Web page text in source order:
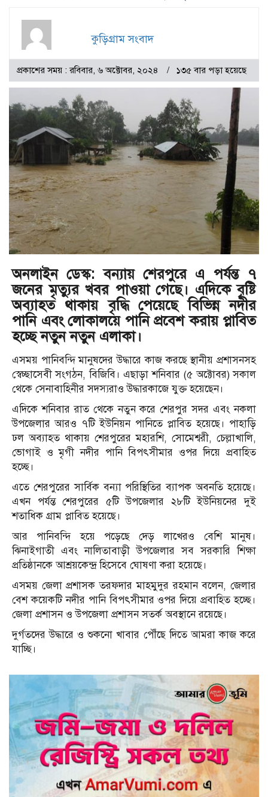
কুড়িগ্রাম সংবাদ
প্রকাশের সময় : রবিবার, ৬ অক্টোবর, ২০২৪ ১৩৫ বার পড়া হয়েছে
অনলাইন ডেস্ক:বন্যায় শেরপুরে এ পর্যন্ত ৭
জনের মৃত্যুর খবর পাওয়া গেছে। এদিকে বৃষ্টি
অব্যাহত থাকায় বৃদ্ধি পেয়েছে বিভিন্ন নদীর
পানি এবং লোকালয়ে পানি প্রবেশ করায় প্লাবিত
হচ্ছে নতুন নতুন এলাকা।
এসময় পানিবন্দি মানুষদের উদ্ধারে কাজ করছে স্থানীয় প্রশাসনসহ
স্বেচ্ছাসেবী সংগঠন, বিজিবি। এছাড়া শনিবার (৫ অক্টোবর) সকাল
থেকে সেনাবাহিনীর সদস্যরাও উদ্ধারকাজে যুক্ত হয়েছেন।
এদিকে শনিবার রাত থেকে নতুন করে শেরপুর সদর এবং নকলা
উপজেলার আরও ৭টি ইউনিয়ন পানিতে প্লাবিত হয়েছে। পাহাড়ি
ঢল অব্যাহত থাকায় শেরপুরের মহারশি, সোমেশ্বরী, চেল্লাখালি,
ভোগাই ও মৃগী নদীর পানি বিপৎসীমার ওপর দিয়ে প্রবাহিত
হচ্ছে।
এতে শেরপুরের সার্বিক বন্যা পরিস্থিতির ব্যাপক অবনতি হয়েছে।
এখন পর্যন্ত শেরপুরের ৫টি উপজেলার ২৮টি ইউনিয়নের দুই
শতাধিক গ্রাম প্লাবিত হয়েছে।
আর পানিবন্দি হয়ে পড়েছে দেড় লাখেরও বেশি মানুষ।
ঝিনাইগাতী এবং নালিতাবাড়ী উপজেলার সব সরকারি শিক্ষা
প্রতিষ্ঠানকে আশ্রয়কেন্দ্র হিসেবে ঘোষণা করা হয়েছে।
এসময় জেলা প্রশাসক তরফদার মাহমুদুর রহমান বলেন, জেলার
বেশ কয়েকটি নদীর পানি বিপৎসীমার ওপর দিয়ে প্রবাহিত হচ্ছে।
জেলা প্রশাসন ও উপজেলা প্রশাসন সতর্ক অবস্থানে রয়েছে।
দুর্গতদের উদ্ধারে ও শুকনো খাবার পৌঁছে দিতে আমরা কাজ করে
যাচ্ছি।